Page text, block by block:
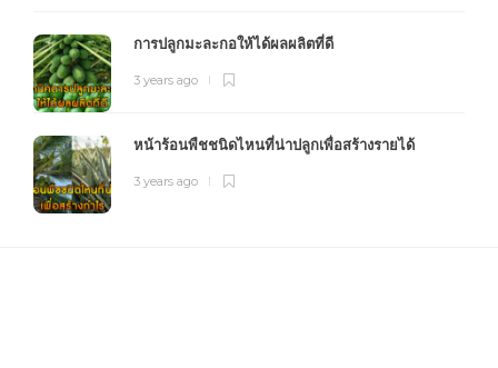
การปลูกมะละกอให้ได้ผลผลิตที่ดี
3 years ago
หน้าร้อนพืชชนิดไหนที่น่าปลูกเพื่อสร้างรายได้
3 years ago